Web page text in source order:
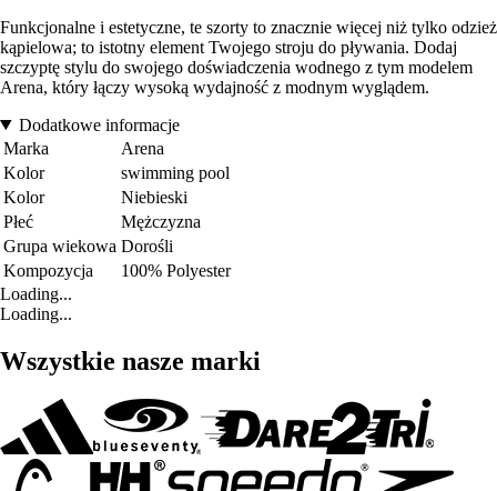
Funkcjonalne i estetyczne, te szorty to znacznie więcej niż tylko odzież
kąpielowa; to istotny element Twojego stroju do pływania. Dodaj
szczyptę stylu do swojego doświadczenia wodnego z tym modelem
Arena, który łączy wysoką wydajność z modnym wyglądem.
Dodatkowe informacje
Marka
Arena
Kolor
swimming pool
Kolor
Niebieski
Płeć
Mężczyzna
Grupa wiekowa Dorośli
Kompozycja
100% Polyester
Loading...
Loading...
Wszystkie nasze marki